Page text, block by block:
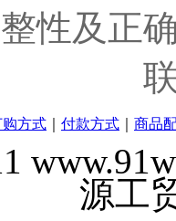
性及正
购方式 付款方式 商品
源工